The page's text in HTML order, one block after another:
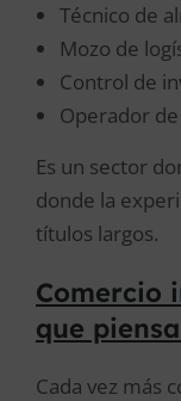
Técnico de
Mozo de
Control de
Operador
Es un sector
donde la
títulos largos.
Comercio
que
Cada vez más